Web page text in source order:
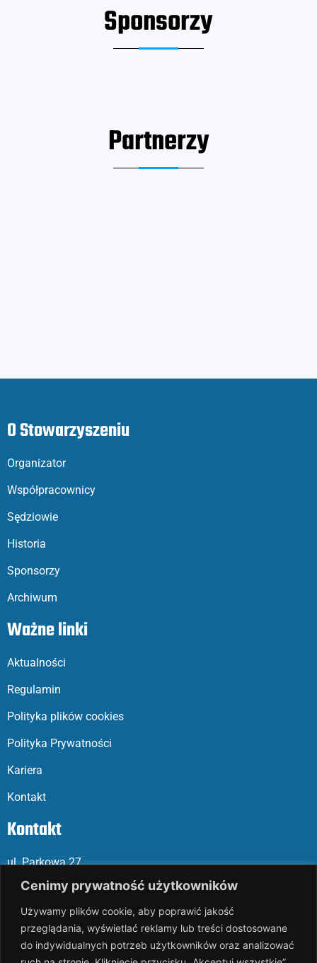
Cenimy prywatność użytkowników
Używamy plików cookie, aby poprawić jakość
przeglądania, wyświetlać reklamy lub treści dostosowane
do indywidualnych potrzeb użytkowników oraz analizować
Sponsorzy
Partnerzy
O Stowarzyszeniu
Organizator
Współpracownicy
Sędziowie
Historia
Sponsorzy
Archiwum
Ważne linki
Aktualności
Regulamin
Polityka plików cookies
Polityka Prywatności
Kariera
Kontakt
Kontakt
ul. Parkowa 27
05-120 Legionowo
Mail: slalp@slalp.com.pl
Telefon: 732 86 6 667 | 731 466 667